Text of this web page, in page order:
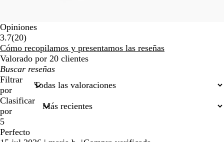
Opiniones
3.7(2020
reseñas
)
Cómo recopilamos y presentamos las reseñas
Valorado por 20 clientes
Mis
búsquedas
Filtrar
por
Clasificar
por
5
Perfecto